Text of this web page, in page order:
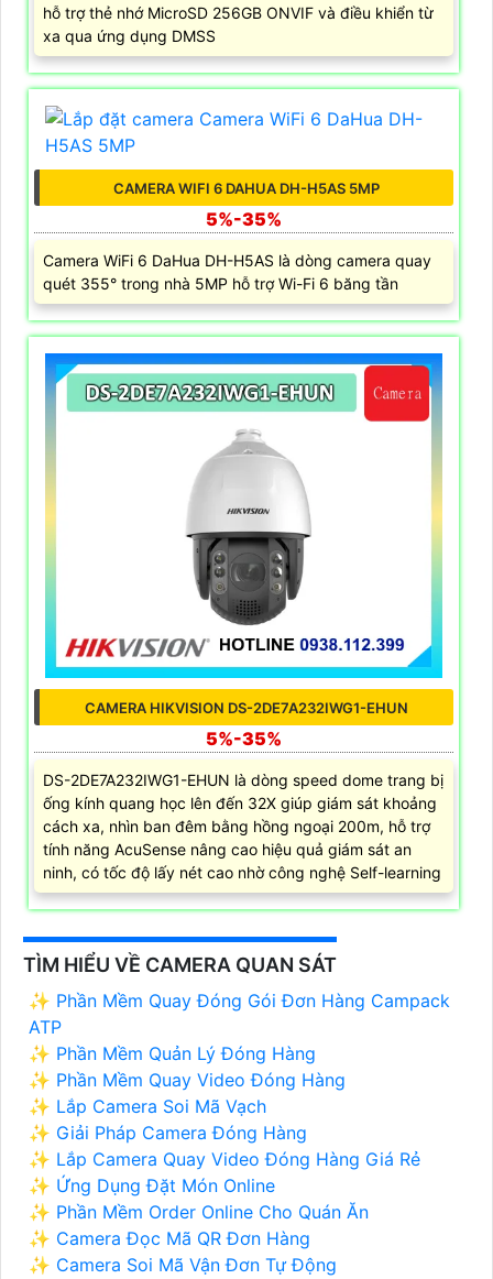
hỗ trợ thẻ nhớ MicroSD 256GB ONVIF và điều khiển từ
xa qua ứng dụng DMSS
CAMERA WIFI 6 DAHUA DH-H5AS 5MP
5%-35%
Camera WiFi 6 DaHua DH-H5AS là dòng camera quay
quét 355° trong nhà 5MP hỗ trợ Wi-Fi 6 băng tần
CAMERA HIKVISION DS-2DE7A232IWG1-EHUN
5%-35%
DS-2DE7A232IWG1-EHUN là dòng speed dome trang bị
ống kính quang học lên đến 32X giúp giám sát khoảng
cách xa, nhìn ban đêm bằng hồng ngoại 200m, hỗ trợ
tính năng AcuSense nâng cao hiệu quả giám sát an
ninh, có tốc độ lấy nét cao nhờ công nghệ Self-learning
TÌM HIỂU VỀ CAMERA QUAN SÁT
✨ Phần Mềm Quay Đóng Gói Đơn Hàng Campack
ATP
✨ Phần Mềm Quản Lý Đóng Hàng
✨ Phần Mềm Quay Video Đóng Hàng
✨ Lắp Camera Soi Mã Vạch
✨ Giải Pháp Camera Đóng Hàng
✨ Lắp Camera Quay Video Đóng Hàng Giá Rẻ
✨ Ứng Dụng Đặt Món Online
✨ Phần Mềm Order Online Cho Quán Ăn
✨ Camera Đọc Mã QR Đơn Hàng
✨ Camera Soi Mã Vận Đơn Tự Động